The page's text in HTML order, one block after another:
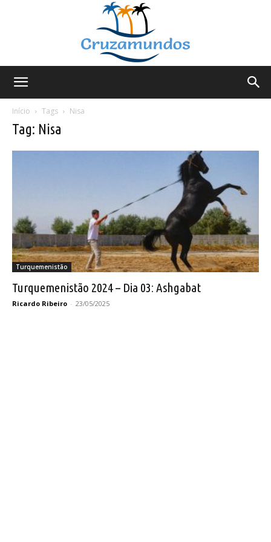
Início
Tags Nisa
Tag: Nisa
Turquemenistão
Turquemenistão 2024 – Dia 03: Ashgabat
Ricardo Ribeiro - 23/05/2025